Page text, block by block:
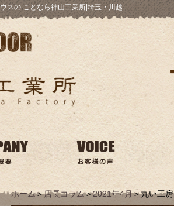
スの ことなら神山工業所|埼玉・川越
ホーム＞店長コラム＞2021年4月＞丸い工房